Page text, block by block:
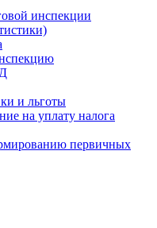
инспекции
и льготы
на уплату налога
первичных